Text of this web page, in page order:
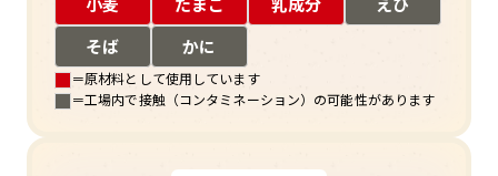
そば
かに
＝原材料として使用しています
＝工場内で接触（コンタミネーション）の可能性があります